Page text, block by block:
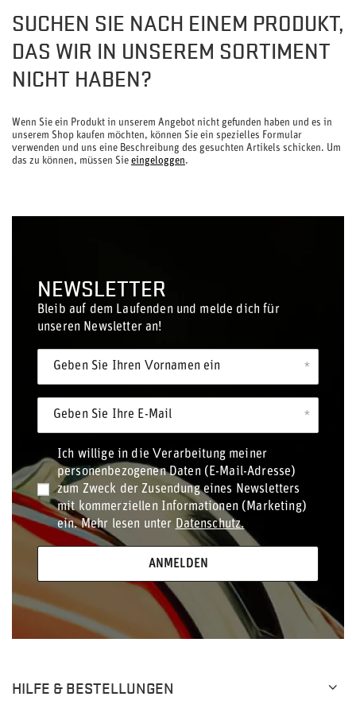
SUCHEN SIE NACH EINEM PRODUKT,
DAS WIR IN UNSEREM SORTIMENT
NICHT HABEN?
Wenn Sie ein Produkt in unserem Angebot nicht gefunden haben und es in
unserem Shop kaufen möchten, können Sie ein spezielles Formular
verwenden und uns eine Beschreibung des gesuchten Artikels schicken. Um
das zu können, müssen Sie eingeloggen.
NEWSLETTER
Bleib auf dem Laufenden und melde dich für
unseren Newsletter an!
Geben Sie Ihren Vornamen ein
Geben Sie Ihre E-Mail
Ich willige in die Verarbeitung meiner
personenbezogenen Daten (E-Mail-Adresse)
zum Zweck der Zusendung eines Newsletters
mit kommerziellen Informationen (Marketing)
ein. Mehr lesen unter Datenschutz.
ANMELDEN
HILFE & BESTELLUNGEN